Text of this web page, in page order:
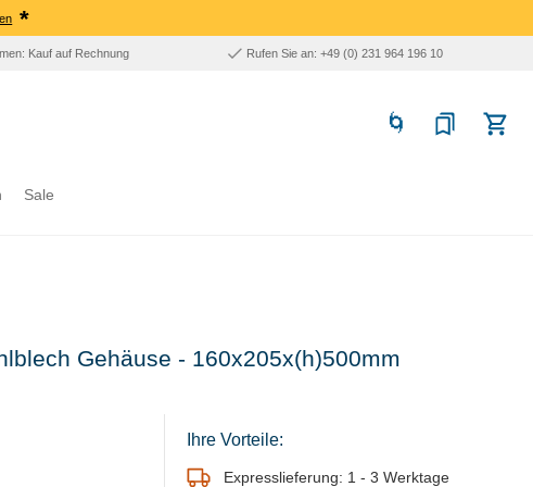
*
Kauf auf Rechnung Rufen Sie an: +49 (0) 231 964 196 10
Sale
Gehäuse - 160x205x(h)500mm
Ihre Vorteile:
Expresslieferung: 1 - 3 Werktage